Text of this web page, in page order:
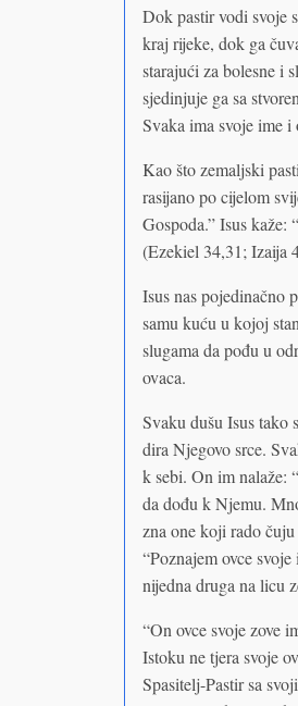
Dok pastir vodi svoje
kraj rijeke, dok ga
starajući za bolesne i
sjedinjuje ga sa
Svaka ima svoje ime i
Kao što zemaljski
rasijano po cijelom
Gospoda.” Isus kaže:
(Ezekiel 34,31; Izaija
Isus nas pojedinačno
samu kuću u kojoj
slugama da pođu u
ovaca.
Svaku dušu Isus tako
dira Njegovo srce.
k sebi. On im nalaže:
da dođu k Njemu.
zna one koji rado
“Poznajem ovce
nijedna druga na licu
“On ovce svoje zove
Istoku ne tjera svoje
Spasitelj-Pastir sa